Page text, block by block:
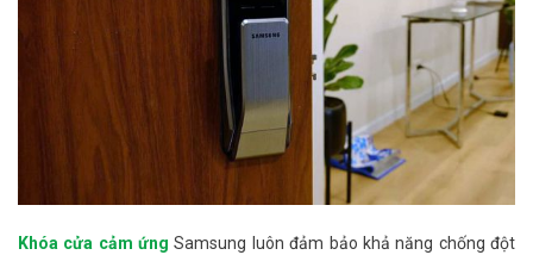
Khóa cửa cảm ứngSamsung luôn đảm bảo khả năng chống đột